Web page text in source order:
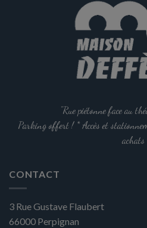
choisies
sur
page
produit
"Rue piétonne face au
Parking offert ! * Accès et
achats
CONTACT
3 Rue Gustave Flaubert
66000 Perpignan